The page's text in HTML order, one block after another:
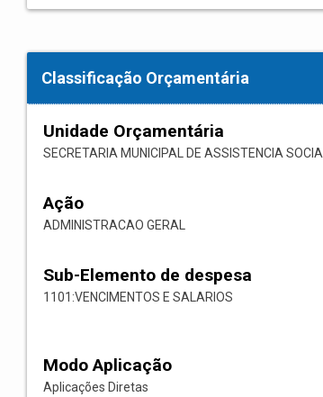
Classificação Orçamentária
Unidade Orçamentária
SECRETARIA MUNICIPAL DE ASSISTENCIA SOCIAL
Ação
ADMINISTRACAO GERAL
Sub-Elemento de despesa
1101:VENCIMENTOS E SALARIOS
Modo Aplicação
Aplicações Diretas